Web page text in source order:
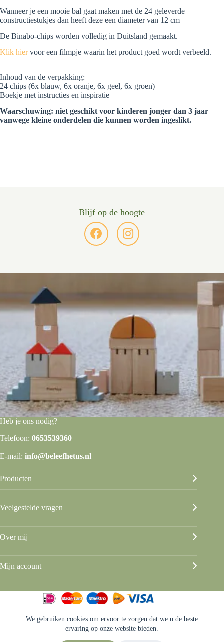
We gebruiken cookies om ervoor te zorgen dat we u de beste
ervaring op onze website bieden.
Wanneer je een mooie bal gaat maken met de 24 geleverde
constructiestukjes dan heeft deze een diameter van 12 cm
De Binabo-chips worden volledig in Duitsland gemaakt.
Klik hiervoor een filmpje waarin het product goed wordt verbeeld.
Inhoud van de verpakking:
24 chips (6x blauw, 6x oranje, 6x geel, 6x groen)
Boekje met instructies en inspiratie
Waarschuwing: niet geschikt voor kinderen jonger dan 3 jaar
vanwege kleine onderdelen die kunnen worden ingeslikt.
Blijf op de hoogte
Heb je ons nodig?
Telefoon: 0653539360
E-mail: info@beleefhetus.nl
Producten
Veelgestelde vragen
Over mij
Mijn account
© Beleef het Us